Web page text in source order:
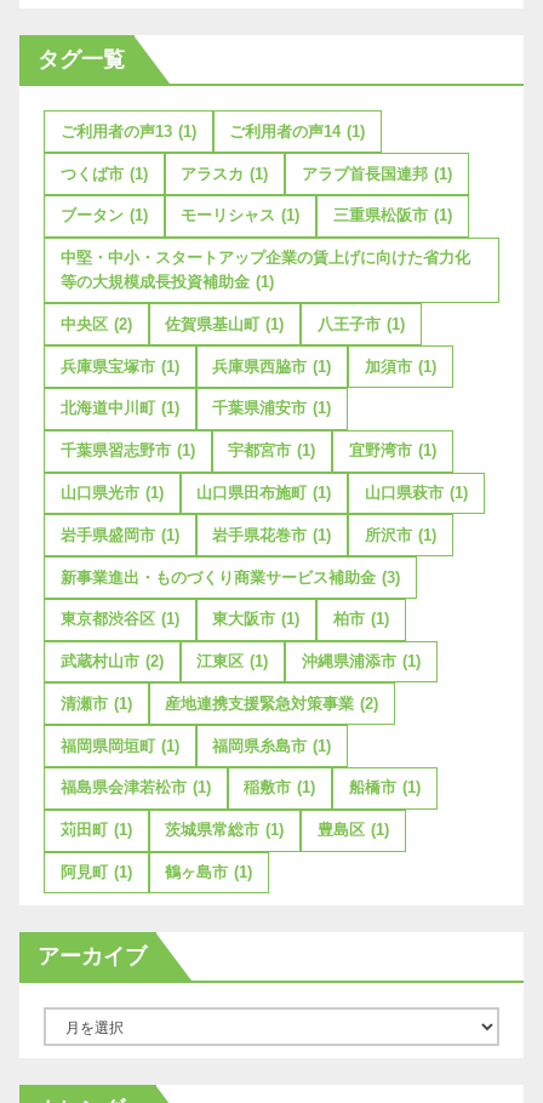
タグ一覧
ご利用者の声13 (1) ご利用者の声14 (1)
つくば市 (1) アラスカ (1) アラブ首長国連邦 (1)
ブータン (1) モーリシャス (1) 三重県松阪市 (1)
中堅・中小・スタートアップ企業の賃上げに向けた省力化
等の大規模成長投資補助金 (1)
中央区 (2) 佐賀県基山町 (1) 八王子市 (1)
兵庫県宝塚市 (1) 兵庫県西脇市 (1) 加須市 (1)
北海道中川町 (1) 千葉県浦安市 (1)
千葉県習志野市 (1) 宇都宮市 (1) 宜野湾市 (1)
山口県光市 (1) 山口県田布施町 (1) 山口県萩市 (1)
岩手県盛岡市 (1) 岩手県花巻市 (1) 所沢市 (1)
新事業進出・ものづくり商業サービス補助金 (3)
東京都渋谷区 (1) 東大阪市 (1) 柏市 (1)
武蔵村山市 (2) 江東区 (1) 沖縄県浦添市 (1)
清瀬市 (1) 産地連携支援緊急対策事業 (2)
福岡県岡垣町 (1) 福岡県糸島市 (1)
福島県会津若松市 (1) 稲敷市 (1) 船橋市 (1)
苅田町 (1) 茨城県常総市 (1) 豊島区 (1)
阿見町 (1) 鶴ヶ島市 (1)
アーカイブ
カ